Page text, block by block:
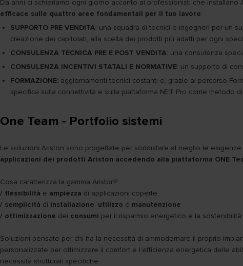
Da anni ci schieriamo ogni giorno accanto ai professionisti che
efficace sulle quattro aree fondamentali per il tuo lavoro:
SUPPORTO PRE VENDITA: una squadra di tecnici e ingegneri per un
creazione dei capitolati, alla scelta dei prodotti più adatti per ogni
CONSULENZA TECNICA PRE E POST VENDITA: una consulenza
CONSULENZA INCENTIVI STATALI E NORMATIVE: un supporto di
FORMAZIONE: aggiornamenti tecnici costanti e, grazie al percorso
specifica sulla connettività e sulla piattaforma NET Pro come metodo
One Team - Portfolio sistemi
Le soluzioni Ariston sono progettate per soddisfare al meglio le
applicazioni dei prodotti Ariston accedendo alla piattaforma ONE
Cosa caratterizza la gamma Ariston?
/ flessibilità e ampiezza di applicazioni coperte
/ semplicità di installazione, utilizzo e manutenzione
/ ottimizzazione dei consumi per il risparmio energetico e la sostenibilità
Soluzioni pensate per chi ha la necessità di ammodernare il proprio
personalizzate per ottimizzare il comfort e l’efficienza energetica delle
necessità strutturali specifiche.